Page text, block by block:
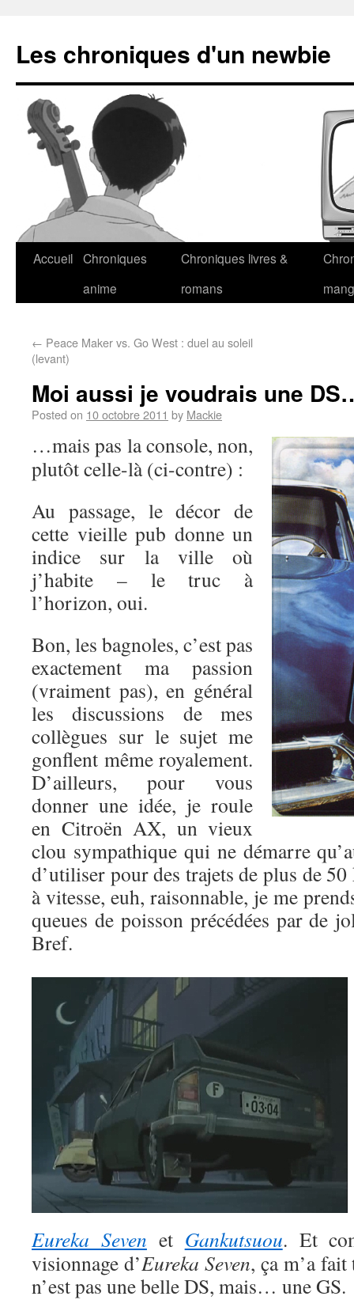
Les chroniques d'un newbie
Accueil Chroniques
anime
Chroniques livres &
romans
← Peace Maker vs. Go West : duel au soleil
(levant)
Moi aussi je voudrais une
Posted on 10 octobre 2011 by Mackie
…mais pas la console, non,
plutôt celle-là (ci-contre) :
Au passage, le décor de
cette vieille pub donne un
indice sur la ville où
j’habite – le truc à
l’horizon, oui.
Bon, les bagnoles, c’est pas
exactement ma passion
(vraiment pas), en général
les discussions de mes
collègues sur le sujet me
gonflent même royalement.
D’ailleurs, pour vous
donner une idée, je roule
en Citroën AX, un vieux
clou sympathique qui ne démarre
d’utiliser pour des trajets de plus de
à vitesse, euh, raisonnable, je me
queues de poisson précédées par de
Bref.
Eureka Seven et Gankutsuou. Et
visionnage d’Eureka Seven, ça m’a
n’est pas une belle DS, mais… une GS.